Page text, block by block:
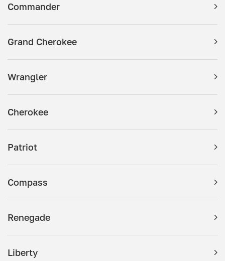
Commander
Grand Cherokee
Wrangler
Cherokee
Patriot
Compass
Renegade
Liberty